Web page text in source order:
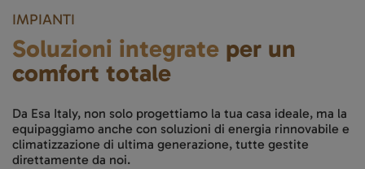
IMPIANTI
Soluzioni integrate per un
comfort totale
Da Esa Italy, non solo progettiamo la tua casa ideale, ma la
equipaggiamo anche con soluzioni di energia rinnovabile e
climatizzazione di ultima generazione, tutte gestite
direttamente da noi.